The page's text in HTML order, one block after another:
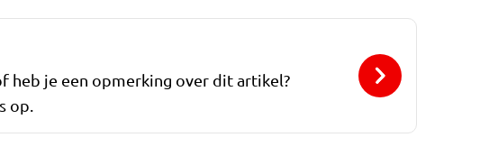
heb je een opmerking over dit artikel?
op.